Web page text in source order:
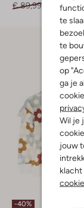
te
te
op
ga je
Wil je
jouw
klacht
€ 89,99
€ 35,99
-40%